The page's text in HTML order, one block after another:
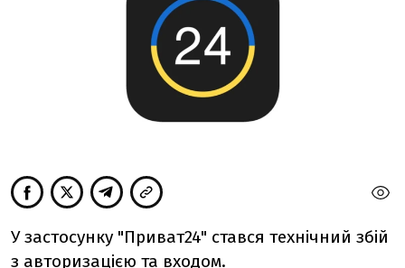
У застосунку "Приват24" стався технічний збій
з авторизацією та входом.